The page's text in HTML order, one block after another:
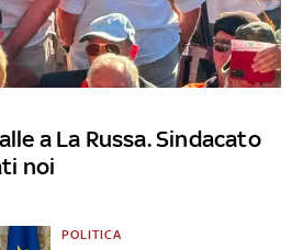
a La Russa. Sindacato
noi
POLITICA